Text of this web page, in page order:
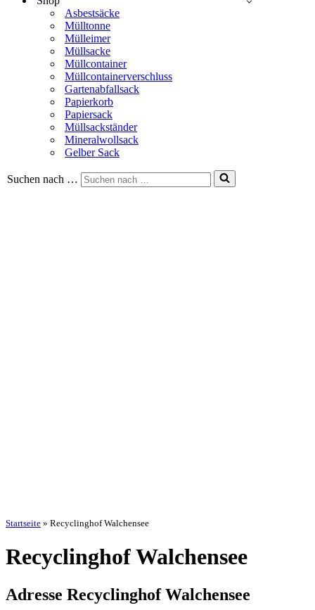
Asbestsäcke
Mülltonne
Mülleimer
Müllsacke
Müllcontainer
Müllcontainerverschluss
Gartenabfallsack
Papierkorb
Papiersack
Müllsackständer
Mineralwollsack
Gelber Sack
Suchen nach …
Startseite » Recyclinghof Walchensee
Recyclinghof Walchensee
Adresse Recyclinghof Walchensee